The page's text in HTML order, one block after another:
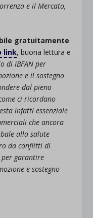
e il Mercato,
gratuitamente
link, buona lettura e
di IBFAN per
e il sostegno
dal pieno
ci ricordano
infatti essenziale
che ancora
alla salute
da conflitti di
per garantire
e sostegno